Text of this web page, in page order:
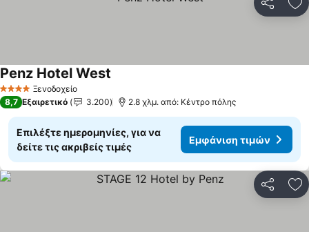
4 ΑστέριαΞενοδοχείο
Penz Hotel West
8,7 Εξαιρετικό 3.200 2.8 χλμ. από: Κέντρο πόλης
Επιλέξτε ημερομηνίες, για να
δείτε τις ακριβείς τιμές
Εμφάνιση τιμών